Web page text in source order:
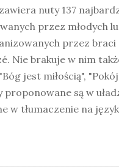
zawiera nuty 137
przez młodych
przez braci
Nie brakuje w nim
jest miłością",
proponowane są w
w tłumaczenie na